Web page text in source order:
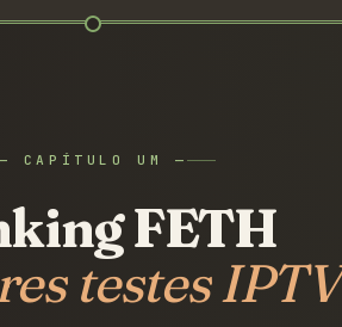
CAPÍTULO UM —
FETH
testes IPTV